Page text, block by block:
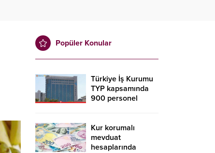
Popüler Konular
Türkiye İş Kurumu
TYP kapsamında
900 personel
yapılır?
Kur korumalı
mevduat
hesaplarında